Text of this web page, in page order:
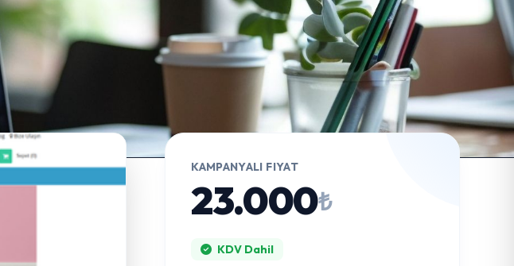
KAMPANYALI FIYAT
23.000₺
KDV Dahil